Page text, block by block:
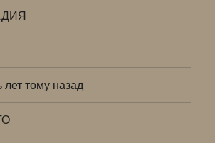
тому назад